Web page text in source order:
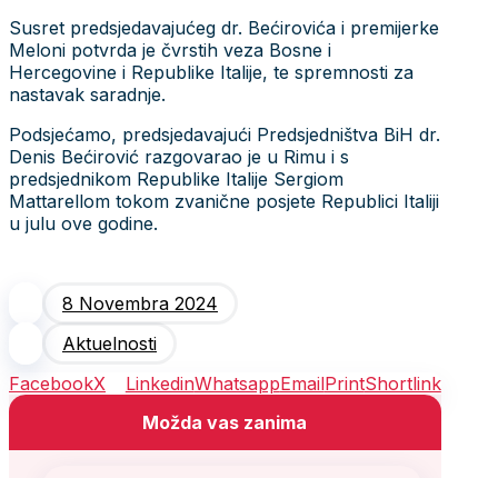
Susret predsjedavajućeg dr. Bećirovića i premijerke
Meloni potvrda je čvrstih veza Bosne i
Hercegovine i Republike Italije, te spremnosti za
nastavak saradnje.
Podsjećamo, predsjedavajući Predsjedništva BiH dr.
Denis Bećirović razgovarao je u Rimu i s
predsjednikom Republike Italije Sergiom
Mattarellom tokom zvanične posjete Republici Italiji
u julu ove godine.
8 Novembra 2024
Aktuelnosti
FacebookX LinkedinWhatsappEmailPrintShortlink
Možda vas zanima